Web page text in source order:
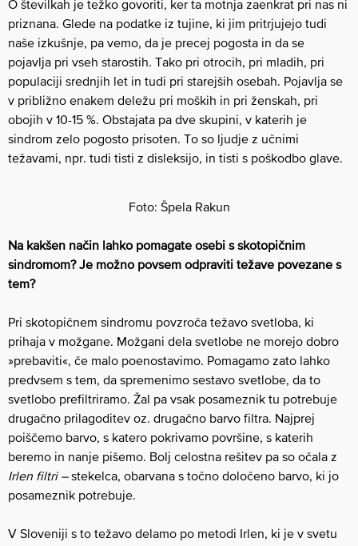
O številkah je težko govoriti, ker ta motnja zaenkrat pri nas ni
priznana. Glede na podatke iz tujine, ki jim pritrjujejo tudi
naše izkušnje, pa vemo, da je precej pogosta in da se
pojavlja pri vseh starostih. Tako pri otrocih, pri mladih, pri
populaciji srednjih let in tudi pri starejših osebah. Pojavlja se
v približno enakem deležu pri moških in pri ženskah, pri
obojih v 10-15 %. Obstajata pa dve skupini, v katerih je
sindrom zelo pogosto prisoten. To so ljudje z učnimi
težavami, npr. tudi tisti z disleksijo, in tisti s poškodbo glave.
Foto: Špela Rakun
Na kakšen način lahko pomagate osebi s skotopičnim
sindromom? Je možno povsem odpraviti težave povezane s
tem?
Pri skotopičnem sindromu povzroča težavo svetloba, ki
prihaja v možgane. Možgani dela svetlobe ne morejo dobro
»prebaviti«, če malo poenostavimo. Pomagamo zato lahko
predvsem s tem, da spremenimo sestavo svetlobe, da to
svetlobo prefiltriramo. Žal pa vsak posameznik tu potrebuje
drugačno prilagoditev oz. drugačno barvo filtra. Najprej
poiščemo barvo, s katero pokrivamo površine, s katerih
beremo in nanje pišemo. Bolj celostna rešitev pa so očala z
Irlen filtri –stekelca, obarvana s točno določeno barvo, ki jo
posameznik potrebuje.
V Sloveniji s to težavo delamo po metodi Irlen, ki je v svetu